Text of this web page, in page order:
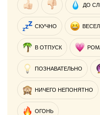
ДО
СКУЧНО
В ОТПУСК
ПОЗНАВАТЕЛЬНО
НИЧЕГО НЕПОНЯТНО
ОГОНЬ